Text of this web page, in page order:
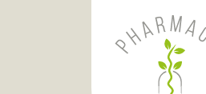
Pharmacie
Favoris